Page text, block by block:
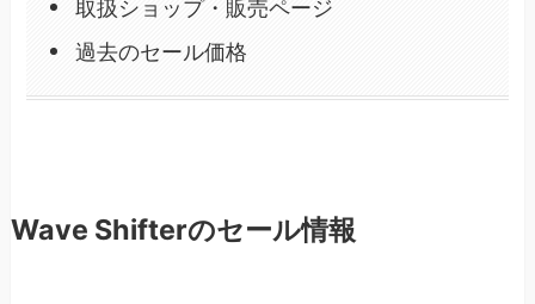
取扱ショップ・販売ページ
過去のセール価格
Wave Shifterのセール情報